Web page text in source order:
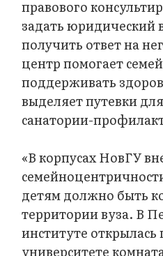
правового
задать юридический
получить ответ на
центр помогает
поддерживать
выделяет путевки
санатории-
«В корпусах НовГУ
детям должно быть
территории вуза. В
институте открылась
университете